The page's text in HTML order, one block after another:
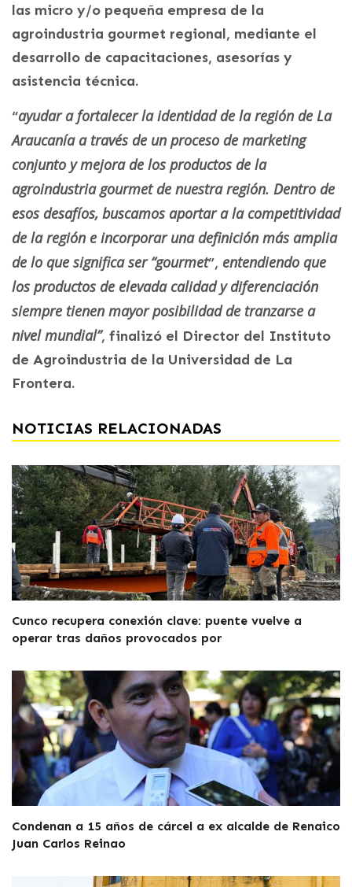
las micro y/o pequeña empresa de la
agroindustria gourmet regional, mediante el
desarrollo de capacitaciones, asesorías y
asistencia técnica.
“ayudar a fortalecer la identidad de la región de La
Araucanía a través de un proceso de marketing
conjunto y mejora de los productos de la
agroindustria gourmet de nuestra región. Dentro de
esos desafíos, buscamos aportar a la competitividad
de la región e incorporar una definición más amplia
de lo que significa ser “gourmet”, entendiendo que
los productos de elevada calidad y diferenciación
siempre tienen mayor posibilidad de tranzarse a
nivel mundial”, finalizó el Director del Instituto
de Agroindustria de la Universidad de La
Frontera.
NOTICIAS RELACIONADAS
Cunco recupera conexión clave: puente vuelve a
operar tras daños provocados por
Condenan a 15 años de cárcel a ex alcalde de Renaico
Juan Carlos Reinao